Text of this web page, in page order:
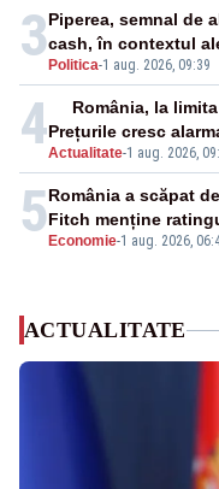
3 Politica-1 aug. 2026, 09:39
Piperea, semnal de
cash, în contextul
4Actualitate-1 aug. 2026,
România, la
Prețurile cresc
5 Economie-1 aug. 2026,
România a scăpat
Fitch menține
ACTUALITATE